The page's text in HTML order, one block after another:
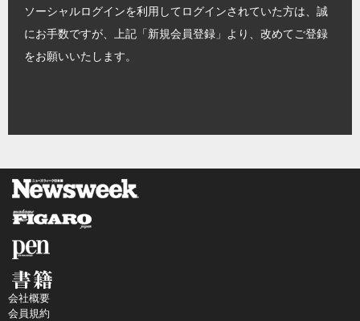
ソーシャルログインを利用してログインされていた方は、誠
にお手数ですが、上記「新規会員登録」より、改めてご登録
をお願いいたします。
会社概要
会員規約